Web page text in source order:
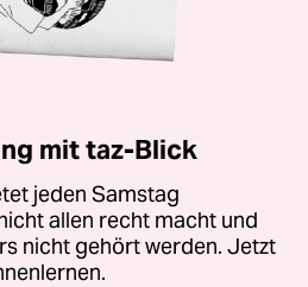
mit taz-Blick
jeden Samstag
allen recht macht und
nicht gehört werden. Jetzt